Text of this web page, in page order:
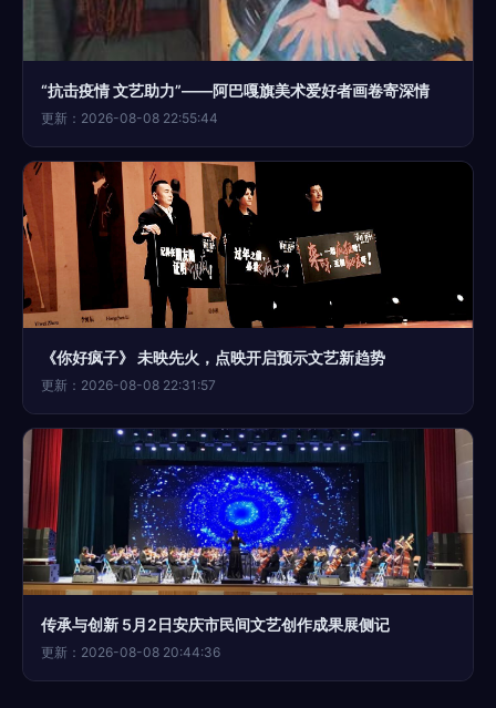
“抗击疫情 文艺助力”——阿巴嘎旗美术爱好者画卷寄深情
更新：2026-08-08 22:55:44
《你好疯子》 未映先火，点映开启预示文艺新趋势
更新：2026-08-08 22:31:57
传承与创新 5月2日安庆市民间文艺创作成果展侧记
更新：2026-08-08 20:44:36